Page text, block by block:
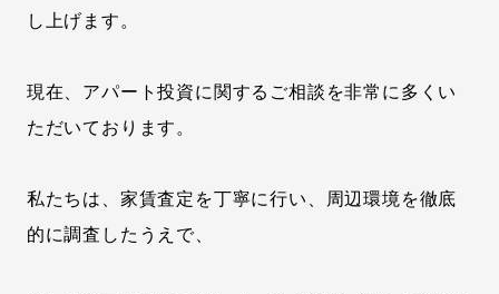
し上げます。
現在、アパート投資に関するご相談を非常に多くい
ただいております。
私たちは、家賃査定を丁寧に行い、周辺環境を徹底
的に調査したうえで、